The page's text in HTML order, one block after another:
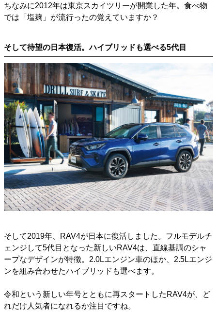
ちなみに2012年は東京スカイツリーが開業した年。食べ物
では「塩麹」が流行ったの覚えていますか？
そして待望の日本復活。ハイブリッドも選べる5代目
そして2019年、RAV4が日本に復活しました。フルモデルチ
ェンジして5代目となった新しいRAV4は、直線基調のシャ
ープなデザインが特徴。2.0Lエンジン車のほか、2.5Lエンジ
ンを組み合わせたハイブリッドも選べます。
令和という新しい年号とともに再スタートしたRAV4が、ど
れだけ人気者になれるか注目ですね。